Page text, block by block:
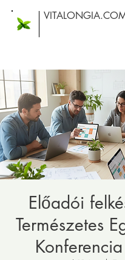
Előadói
Természetes
Konferencia